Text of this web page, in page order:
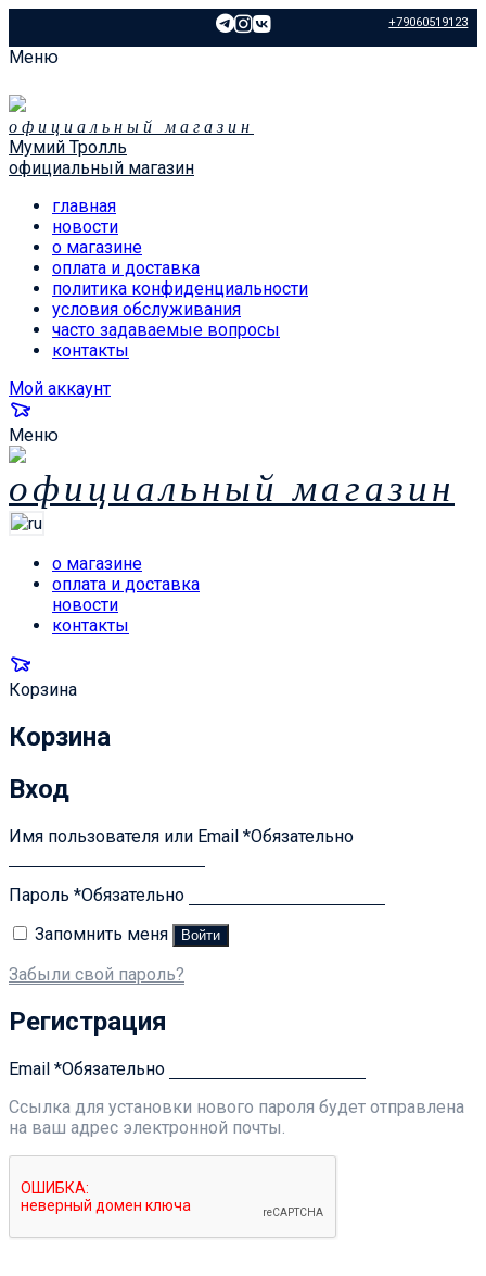
+79060519123
Меню
официальный магазин
Мумий Тролль
официальный магазин
главная
новости
о магазине
оплата и доставка
политика конфиденциальности
условия обслуживания
часто задаваемые вопросы
контакты
Мой аккаунт
Меню
официальный магазин
о магазине
оплата и доставка
новости
контакты
Корзина
Корзина
Вход
Имя пользователя или Email *Обязательно
Пароль *Обязательно
Запомнить меня
Войти
Забыли свой пароль?
Регистрация
Email *Обязательно
Ссылка для установки нового пароля будет отправлена ​​
на ваш адрес электронной почты.